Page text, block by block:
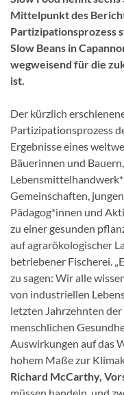
Mittelpunkt des
Partizipationsprozess
Slow Beans in
wegweisend für die
ist.
Der kürzlich
Partizipationsprozess
Ergebnisse eines
Bäuerinnen und
Gemeinschaften,
Pädagog*innen und
zu einer gesunden
auf agrarökologischer
betriebener Fischerei.
zu sagen: Wir alle
von industriellen
letzten Jahrzehnten
menschlichen
Auswirkungen auf das
hohem Maße zur
Richard McCarthy,